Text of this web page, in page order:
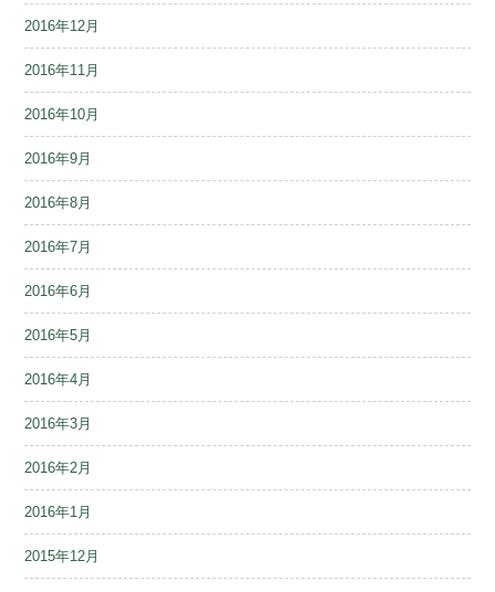
2016年12月
2016年11月
2016年10月
2016年9月
2016年8月
2016年7月
2016年6月
2016年5月
2016年4月
2016年3月
2016年2月
2016年1月
2015年12月